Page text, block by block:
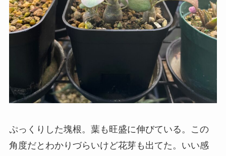
ぷっくりした塊根。葉も旺盛に伸びている。この
角度だとわかりづらいけど花芽も出てた。いい感